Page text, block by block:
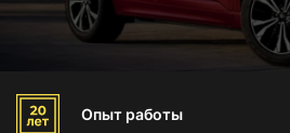
Опыт работы